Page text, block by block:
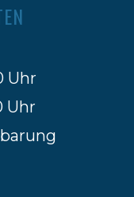
Uhr
Uhr